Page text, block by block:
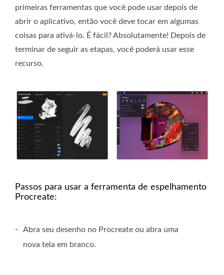
primeiras ferramentas que você pode usar depois de
abrir o aplicativo, então você deve tocar em algumas
coisas para ativá-lo. É fácil? Absolutamente! Depois de
terminar de seguir as etapas, você poderá usar esse
recurso.
Passos para usar a ferramenta de espelhamento
Procreate:
-
Abra seu desenho no Procreate ou abra uma
nova tela em branco.